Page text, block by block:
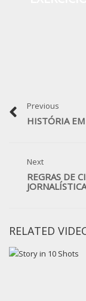
Previous
HISTÓRIA
Next
REGRAS DE
RELATED